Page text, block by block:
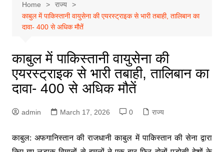
Home
राज्य
काबुल में पाकिस्तानी वायुसेना की एयरस्ट्राइक से भारी तबाही, तालिबान का
दावा- 400 से अधिक मौतें
काबुल में पाकिस्तानी वायुसेना की
एयरस्ट्राइक से भारी तबाही, तालिबान का
दावा- 400 से अधिक मौतें
admin March 17, 2026 0 राज्य
काबुल: अफगानिस्तान की राजधानी काबुल में पाकिस्तान की सेना द्वारा